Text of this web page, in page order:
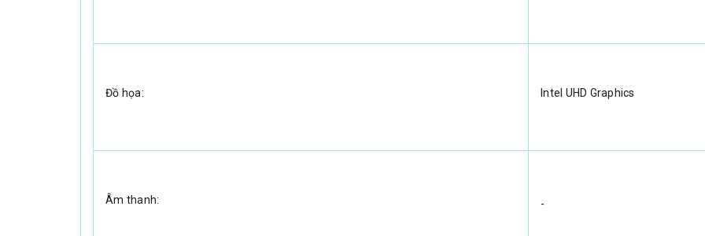
Đồ họa: Intel UHD Graphics
Âm thanh: -